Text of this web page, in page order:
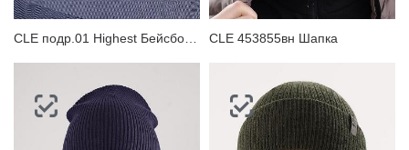
CLE 453855вн Шапка